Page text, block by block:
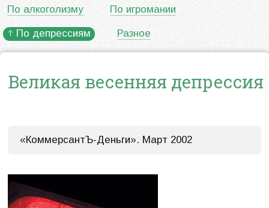
По алкоголизму По игромании
По депрессиям Разное
Великая весенняя депрессия
«КоммерсантЪ-Деньги». Март 2002